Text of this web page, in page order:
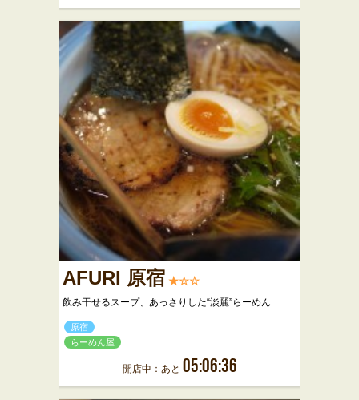
AFURI 原宿 ★☆☆
飲み干せるスープ、あっさりした“淡麗”らーめん
原宿
らーめん屋
開店中：あと 05:06:36